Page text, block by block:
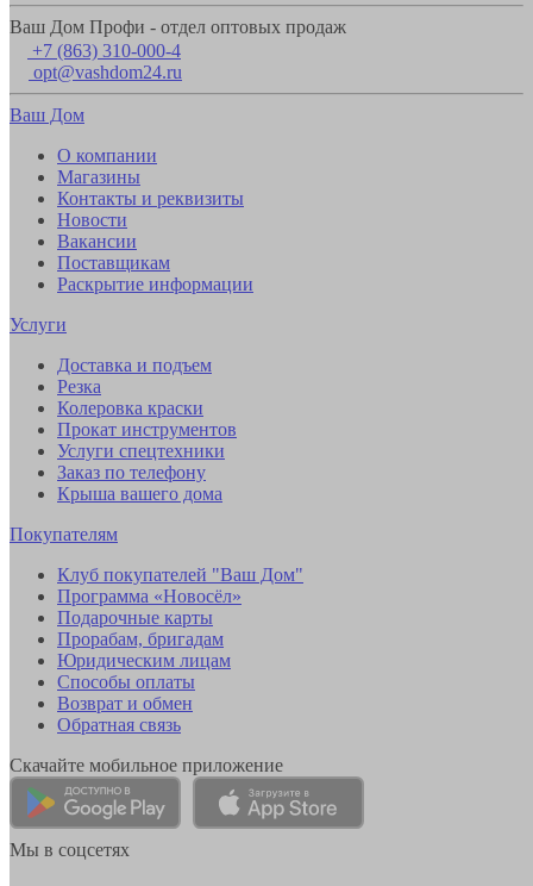
Ваш Дом Профи - отдел оптовых продаж
+7 (863) 310-000-4
opt@vashdom24.ru
Ваш Дом
О компании
Магазины
Контакты и реквизиты
Новости
Вакансии
Поставщикам
Раскрытие информации
Услуги
Доставка и подъем
Резка
Колеровка краски
Прокат инструментов
Услуги спецтехники
Заказ по телефону
Крыша вашего дома
Покупателям
Клуб покупателей "Ваш Дом"
Программа «Новосёл»
Подарочные карты
Прорабам, бригадам
Юридическим лицам
Способы оплаты
Возврат и обмен
Обратная связь
Скачайте мобильное приложение
Мы в соцсетях